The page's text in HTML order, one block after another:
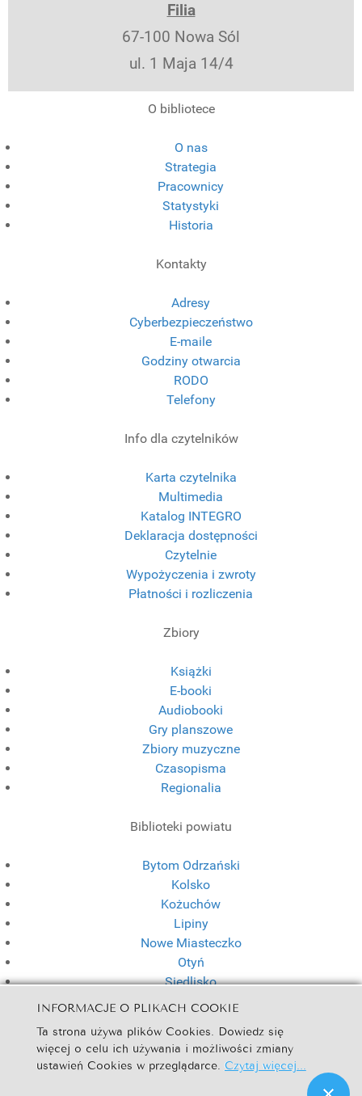
Filia
67-100 Nowa Sól
ul. 1 Maja 14/4
O bibliotece
O nas
Strategia
Pracownicy
Statystyki
Historia
Kontakty
Adresy
Cyberbezpieczeństwo
E-maile
Godziny otwarcia
RODO
Telefony
Info dla czytelników
Karta czytelnika
Multimedia
Katalog INTEGRO
Deklaracja dostępności
Czytelnie
Wypożyczenia i zwroty
Płatności i rozliczenia
Zbiory
Książki
E-booki
Audiobooki
Gry planszowe
Zbiory muzyczne
Czasopisma
Regionalia
Biblioteki powiatu
Bytom Odrzański
Kolsko
Kożuchów
Lipiny
Nowe Miasteczko
Otyń
Siedlisko
DKK dla dzieci
INFORMACJE O PLIKACH COOKIE
Ta strona używa plików Cookies. Dowiedz się
więcej o celu ich używania i możliwości zmiany
ustawień Cookies w przeglądarce. Czytaj więcej...